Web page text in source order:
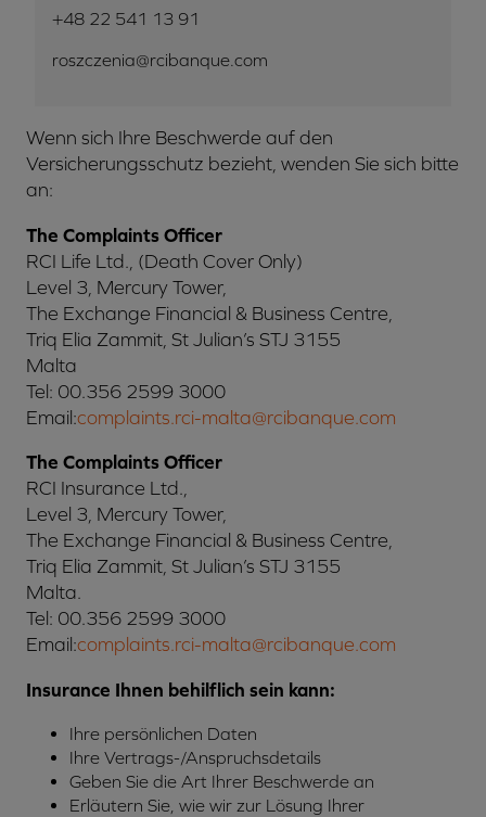
+48 22 541 13 91
roszczenia@rcibanque.com
Wenn sich Ihre Beschwerde auf den
Versicherungsschutz bezieht, wenden Sie sich bitte
an:
The Complaints Officer
RCI Life Ltd., (Death Cover Only)
Level 3, Mercury Tower,
The Exchange Financial & Business Centre,
Triq Elia Zammit, St Julian’s STJ 3155
Malta
Tel: 00.356 2599 3000
Email:complaints.rci-malta@rcibanque.com
The Complaints Officer
RCI Insurance Ltd.,
Level 3, Mercury Tower,
The Exchange Financial & Business Centre,
Triq Elia Zammit, St Julian’s STJ 3155
Malta.
Tel: 00.356 2599 3000
Email:complaints.rci-malta@rcibanque.com
Insurance Ihnen behilflich sein kann:
Ihre persönlichen Daten
Ihre Vertrags-/Anspruchsdetails
Geben Sie die Art Ihrer Beschwerde an
Erläutern Sie, wie wir zur Lösung Ihrer